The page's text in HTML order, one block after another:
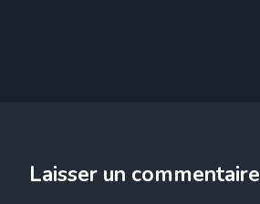
Laisser un commentaire